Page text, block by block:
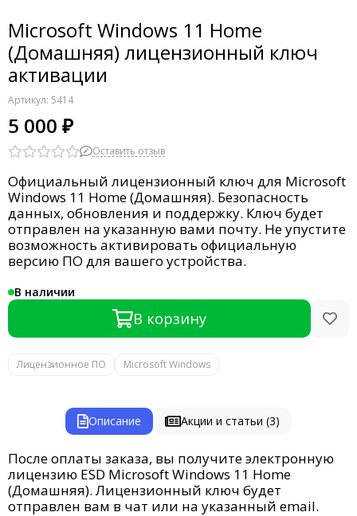
Microsoft Windows 11 Home
(Домашняя) лицензионный ключ
активации
Артикул: 5414
5 000 ₽
Оставить отзыв
Официальный лицензионный ключ для Microsoft
Windows 11 Home (Домашняя). Безопасность
данных, обновления и поддержку. Ключ будет
отправлен на указанную вами почту. Не упустите
возможность активировать официальную
версию ПО для вашего устройства.
В наличии
В корзину
Лицензионное ПО Microsoft Windows
Описание Акции и статьи (3)
После оплаты заказа, вы получите электронную
лицензию ESD Microsoft Windows 11 Home
(Домашняя). Лицензионный ключ будет
отправлен вам в чат или на указанный email.